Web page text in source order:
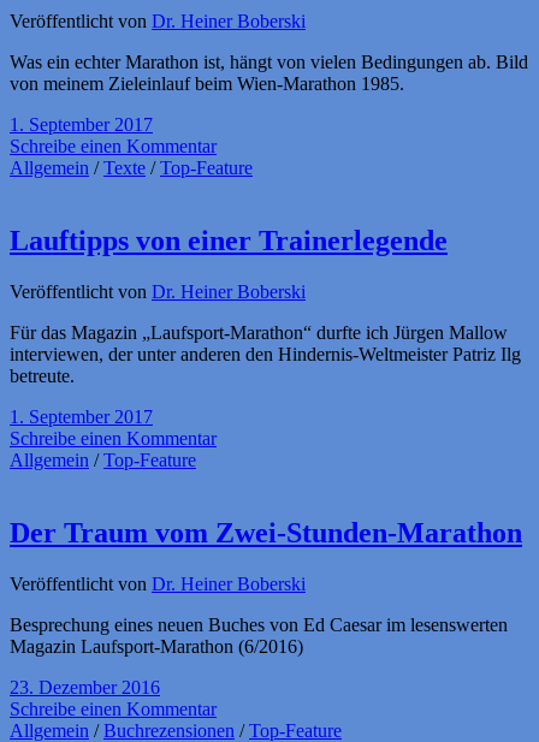
Veröffentlicht von Dr. Heiner Boberski
Was ein echter Marathon ist, hängt von vielen Bedingungen ab. Bild
von meinem Zieleinlauf beim Wien-Marathon 1985.
1. September 2017
Schreibe einen Kommentar
Allgemein /Texte /Top-Feature
Lauftipps von einer Trainerlegende
Veröffentlicht von Dr. Heiner Boberski
Für das Magazin „Laufsport-Marathon“ durfte ich Jürgen Mallow
interviewen, der unter anderen den Hindernis-Weltmeister Patriz Ilg
betreute.
1. September 2017
Schreibe einen Kommentar
Allgemein /Top-Feature
Der Traum vom Zwei-Stunden-Marathon
Veröffentlicht von Dr. Heiner Boberski
Besprechung eines neuen Buches von Ed Caesar im lesenswerten
Magazin Laufsport-Marathon (6/2016)
23. Dezember 2016
Schreibe einen Kommentar
Allgemein /Buchrezensionen /Top-Feature